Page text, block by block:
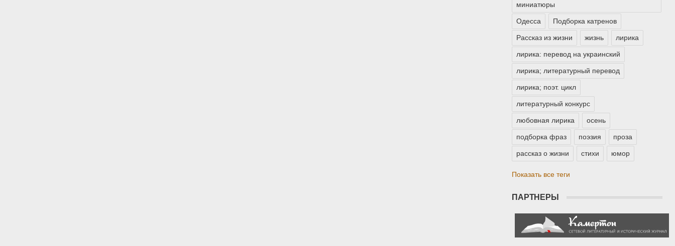
миниатюры
Одесса Подборка катренов
Рассказ из жизни жизнь лирика
лирика: перевод на украинский
лирика; литературный перевод
лирика; поэт. цикл
литературный конкурс
любовная лирика осень
подборка фраз поэзия проза
рассказ о жизни стихи юмор
Показать все теги
ПАРТНЕРЫ